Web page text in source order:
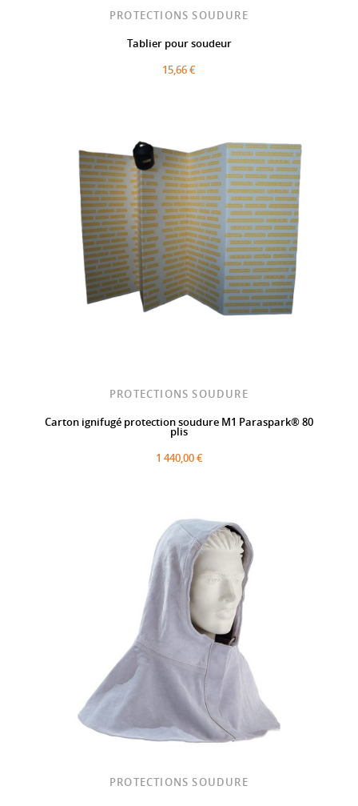
PROTECTIONS SOUDURE
Tablier pour soudeur
15,66 €
PROTECTIONS SOUDURE
Carton ignifugé protection soudure M1 Paraspark® 80
plis
1 440,00 €
PROTECTIONS SOUDURE